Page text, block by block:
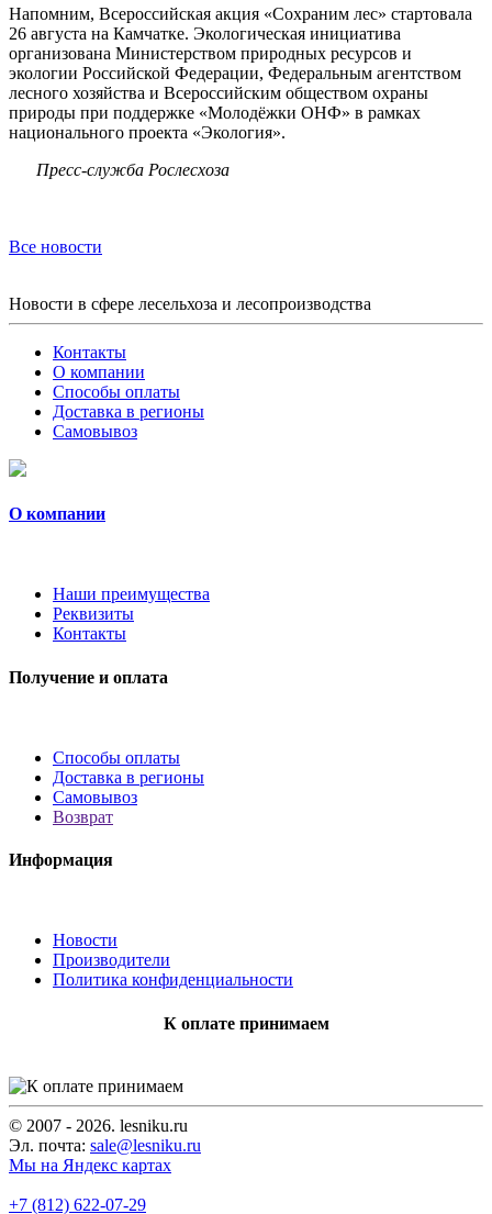
Напомним, Всероссийская акция «Сохраним лес» стартовала
26 августа на Камчатке. Экологическая инициатива
организована Министерством природных ресурсов и
экологии Российской Федерации, Федеральным агентством
лесного хозяйства и Всероссийским обществом охраны
природы при поддержке «Молодёжки ОНФ» в рамках
национального проекта «Экология».
Пресс-служба Рослесхоза
Все новости
Новости в сфере лесельхоза и лесопроизводства
Контакты
О компании
Способы оплаты
Доставка в регионы
Самовывоз
О компании
Наши преимущества
Реквизиты
Контакты
Получение и оплата
Способы оплаты
Доставка в регионы
Самовывоз
Возврат
Информация
Новости
Производители
Политика конфиденциальности
К оплате принимаем
© 2007 - 2026. lesniku.ru
Эл. почта: sale@lesniku.ru
Мы на Яндекс картах
+7 (812) 622-07-29